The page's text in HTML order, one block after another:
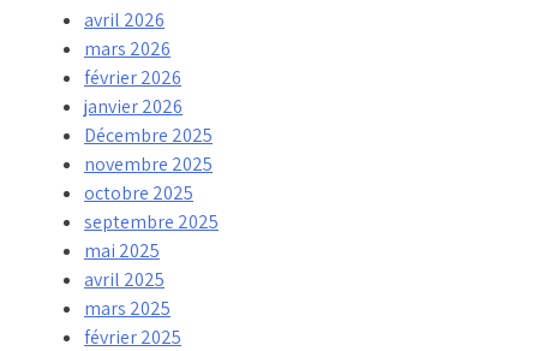
avril 2026
mars 2026
février 2026
janvier 2026
Décembre 2025
novembre 2025
octobre 2025
septembre 2025
mai 2025
avril 2025
mars 2025
février 2025